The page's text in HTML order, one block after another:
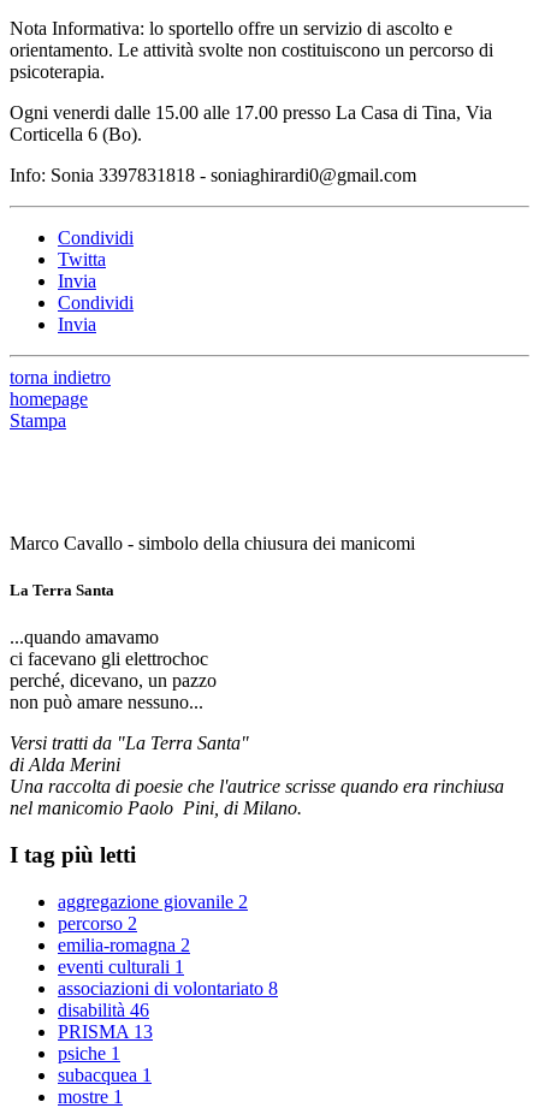
Nota Informativa: lo sportello offre un servizio di ascolto e
orientamento. Le attività svolte non costituiscono un percorso di
psicoterapia.
Ogni venerdi dalle 15.00 alle 17.00 presso La Casa di Tina, Via
Corticella 6 (Bo).
Info: Sonia 3397831818 - soniaghirardi0@gmail.com
Condividi
Twitta
Invia
Condividi
Invia
torna indietro
homepage
Stampa
Marco Cavallo - simbolo della chiusura dei manicomi
La Terra Santa
...quando amavamo
ci facevano gli elettrochoc
perché, dicevano, un pazzo
non può amare nessuno...
Versi tratti da "La Terra Santa"
di Alda Merini
Una raccolta di poesie che l'autrice scrisse quando era rinchiusa
nel manicomio Paolo Pini, di Milano.
I tag più letti
aggregazione giovanile 2
percorso 2
emilia-romagna 2
eventi culturali 1
associazioni di volontariato 8
disabilità 46
PRISMA 13
psiche 1
subacquea 1
mostre 1